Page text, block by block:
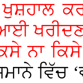
ਖੁਸ਼ਹਾਲ
ਖਰੀਦਣ
ਨਾ ਕਿਸੇ
ਵਿੱਚ